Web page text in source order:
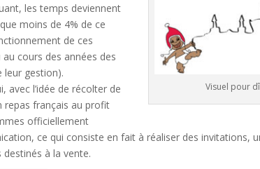
Visuel pour
les temps deviennent
moins de 4% de ce
de ces
cours des années des
leur gestion).
avec l’idée de récolter de
repas français au profit
officiellement
ce qui consiste en fait à réaliser des invitations,
destinés à la vente.